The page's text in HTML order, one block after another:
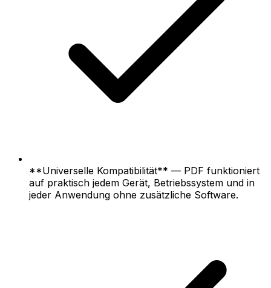
**Universelle Kompatibilität** — PDF funktioniert
auf praktisch jedem Gerät, Betriebssystem und in
jeder Anwendung ohne zusätzliche Software.